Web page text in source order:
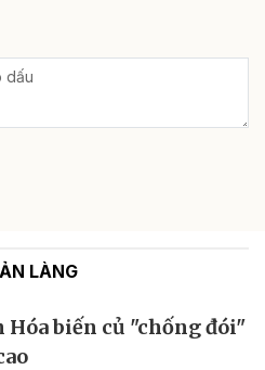
LÀNG
biến củ "chống đói"